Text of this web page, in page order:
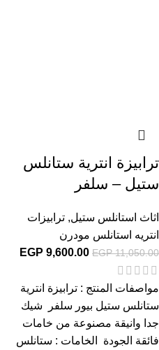
ترابيزة انترية ستانلس
ستيل – سلفر
اثاث استانلس ستيل, ترابيزات
انتريه استانلس مودرن
EGP11,050.00
EGP 9,600.00
مواصفات المنتج : ترابيزة انترية
ستانلس ستيل بيور سلفر شيك
جدا وانيقة مصنوعة من خامات
فائقة الجودة الخامات : ستانلس